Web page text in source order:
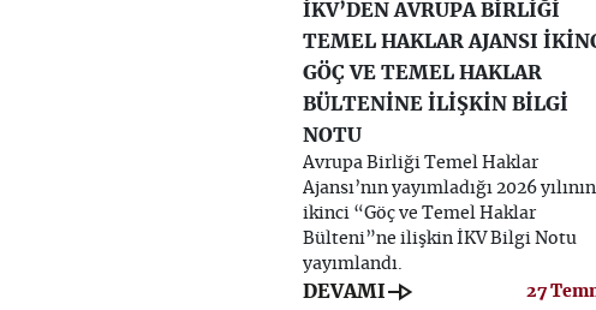
İKV’DEN AVRUPA BİRLİĞİ
TEMEL HAKLAR AJANSI
GÖÇ VE TEMEL HAKLAR
BÜLTENİNE İLİŞKİN BİLGİ
NOTU
Avrupa Birliği Temel Haklar
Ajansı’nın yayımladığı 2026 yılının
ikinci “Göç ve Temel Haklar
Bülteni”ne ilişkin İKV Bilgi Notu
yayımlandı.
DEVAMI line_end_arrow 27